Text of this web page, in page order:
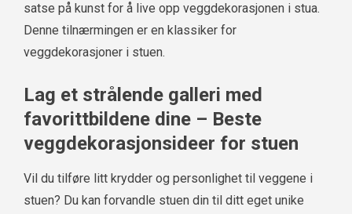
satse på kunst for å live opp veggdekorasjonen i stua.
Denne tilnærmingen er en klassiker for
veggdekorasjoner i stuen.
Lag et strålende galleri med
favorittbildene dine – Beste
veggdekorasjonsideer for stuen
Vil du tilføre litt krydder og personlighet til veggene i
stuen? Du kan forvandle stuen din til ditt eget unike